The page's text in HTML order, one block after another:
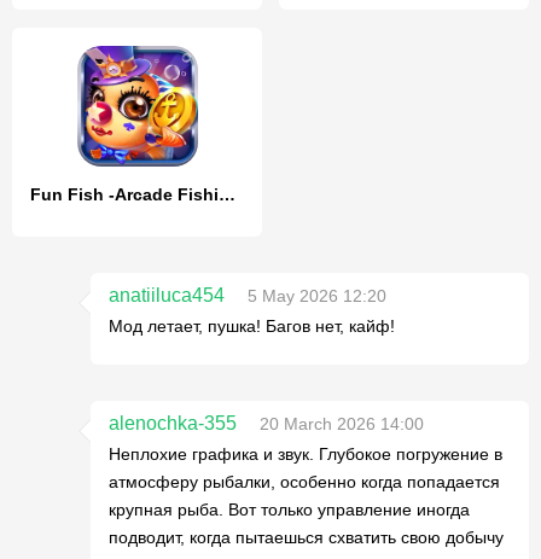
Fun Fish -Arcade Fishing Game
anatiiluca454
5 May 2026 12:20
Мод летает, пушка! Багов нет, кайф!
alenochka-355
20 March 2026 14:00
Неплохие графика и звук. Глубокое погружение в
атмосферу рыбалки, особенно когда попадается
крупная рыба. Вот только управление иногда
подводит, когда пытаешься схватить свою добычу